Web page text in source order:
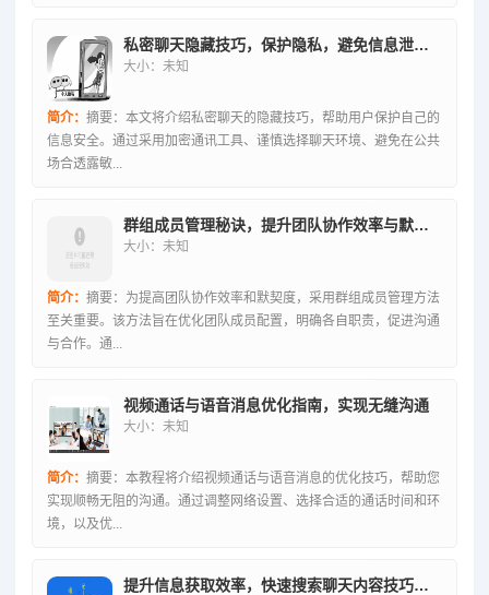
私密聊天隐藏技巧，保护隐私，避免信息泄露风险
大小：未知
简介： 摘要：本文将介绍私密聊天的隐藏技巧，帮助用户保护自己的
信息安全。通过采用加密通讯工具、谨慎选择聊天环境、避免在公共
场合透露敏...
群组成员管理秘诀，提升团队协作效率与默契之道
大小：未知
简介： 摘要：为提高团队协作效率和默契度，采用群组成员管理方法
至关重要。该方法旨在优化团队成员配置，明确各自职责，促进沟通
与合作。通...
视频通话与语音消息优化指南，实现无缝沟通
大小：未知
简介： 摘要：本教程将介绍视频通话与语音消息的优化技巧，帮助您
实现顺畅无阻的沟通。通过调整网络设置、选择合适的通话时间和环
境，以及优...
提升信息获取效率，快速搜索聊天内容技巧指南